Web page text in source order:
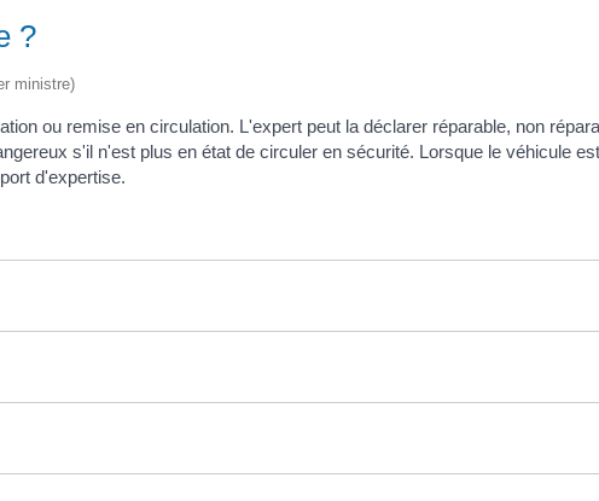
?
ministre)
ou remise en circulation. L'expert peut la déclarer réparable, non
s'il n'est plus en état de circuler en sécurité. Lorsque le véhicule
d'expertise.